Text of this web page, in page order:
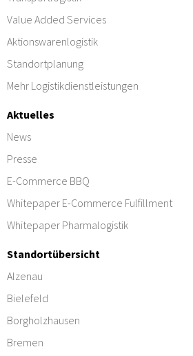
Value Added Services
Aktionswarenlogistik
Standortplanung
Mehr Logistikdienstleistungen
Aktuelles
News
Presse
E-Commerce BBQ
Whitepaper E-Commerce Fulfillment
Whitepaper Pharmalogistik
Standortübersicht
Alzenau
Bielefeld
Borgholzhausen
Bremen